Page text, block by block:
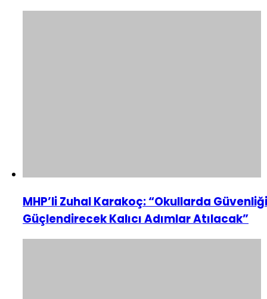
MHP’li Zuhal Karakoç: “Okullarda Güvenliği
Güçlendirecek Kalıcı Adımlar Atılacak”